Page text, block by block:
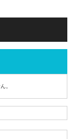
。